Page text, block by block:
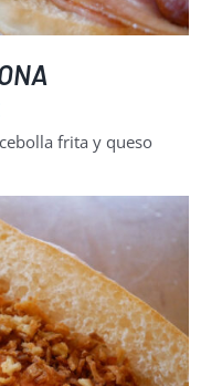
frita y queso